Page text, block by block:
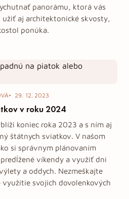
panorámu, ktorá vás
aj architektonické skvosty,
ponúka.
29. 12. 2023
v roku 2024
koniec roka 2023 a s ním aj
štátnych sviatkov. V našom
si správnym plánovaním
víkendy a využiť dni
a oddych. Nezmeškajte
svojich dovolenkových